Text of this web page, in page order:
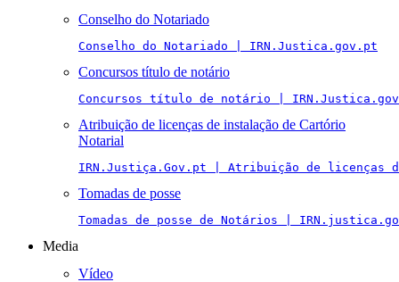
Conselho do Notariado
Conselho do Notariado | IRN.Justica.gov.pt
Concursos título de notário
Concursos título de notário |
Atribuição de licenças de instalação de Cartório
Notarial
IRN.Justiça.Gov.pt | Atribuição de licenças
Tomadas de posse
Tomadas de posse de Notários |
Media
Vídeo